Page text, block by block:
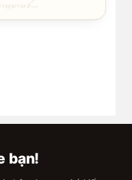
#nhabep
bạn!